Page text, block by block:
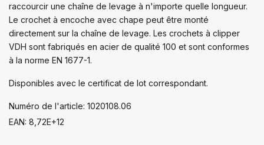
raccourcir une chaîne de levage à n'importe quelle longueur.
Le crochet à encoche avec chape peut être monté
directement sur la chaîne de levage. Les crochets à clipper
VDH sont fabriqués en acier de qualité 100 et sont conformes
à la norme EN 1677-1.
Disponibles avec le certificat de lot correspondant.
Numéro de l'article: 1020108.06
EAN: 8,72E+12